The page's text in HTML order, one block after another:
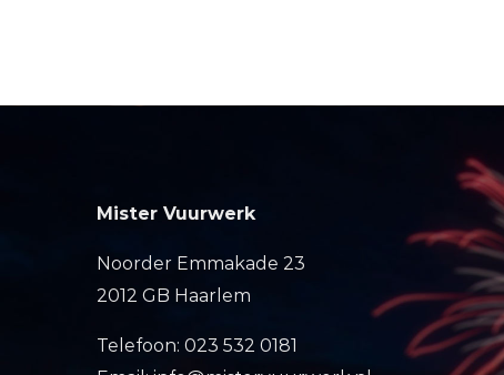
Mister Vuurwerk
Noorder Emmakade 23
2012 GB Haarlem
Telefoon: 023 532 0181